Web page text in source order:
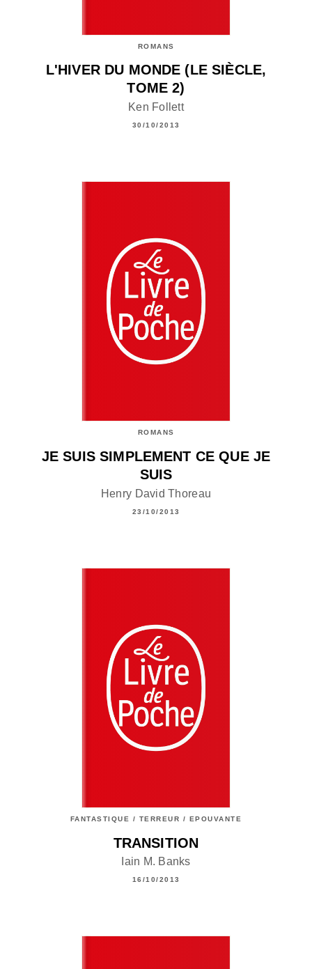
ROMANS
L'HIVER DU MONDE (LE SIÈCLE,
TOME 2)
Ken Follett
30/10/2013
ROMANS
JE SUIS SIMPLEMENT CE QUE JE
SUIS
Henry David Thoreau
23/10/2013
FANTASTIQUE / TERREUR / EPOUVANTE
TRANSITION
Iain M. Banks
16/10/2013